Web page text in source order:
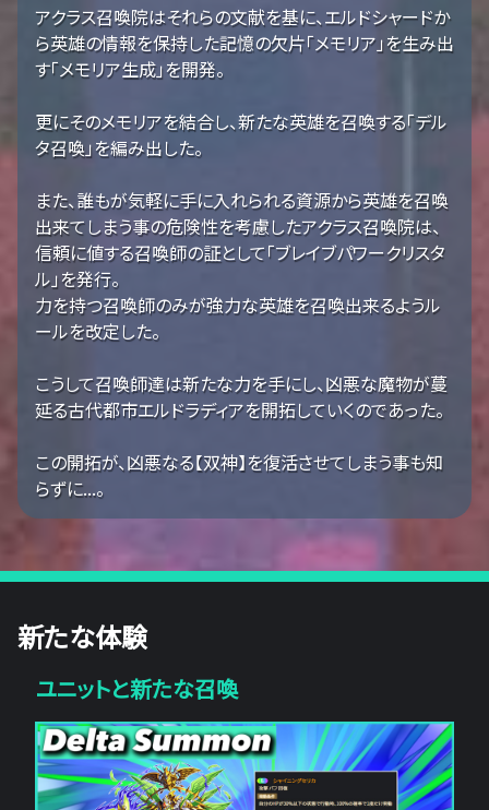
アクラス召喚院はそれらの文献を基に、エルドシャードか
ら英雄の情報を保持した記憶の欠片「メモリア」を生み出
す「メモリア生成」を開発。
更にそのメモリアを結合し、新たな英雄を召喚する「デル
タ召喚」を編み出した。
また、誰もが気軽に手に入れられる資源から英雄を召喚
出来てしまう事の危険性を考慮したアクラス召喚院は、
信頼に値する召喚師の証として「ブレイブパワークリスタ
ル」を発行。
力を持つ召喚師のみが強力な英雄を召喚出来るようル
ールを改定した。
こうして召喚師達は新たな力を手にし、凶悪な魔物が蔓
延る古代都市エルドラディアを開拓していくのであった。
この開拓が、凶悪なる【双神】を復活させてしまう事も知
らずに...。
新たな体験
ユニットと新たな召喚